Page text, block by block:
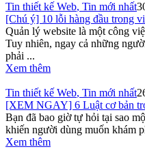
Tin thiết kế Web, Tin mới nhất
[Chú ý] 10 lỗi hàng đầu trong
Quản lý website là một công
Tuy nhiên, ngay cả những
phải ...
Xem thêm
Tin thiết kế Web, Tin mới nhất
[XEM NGAY] 6 Luật cơ bản
Bạn đã bao giờ tự hỏi tại sao
khiến người dùng muốn khám
Xem thêm